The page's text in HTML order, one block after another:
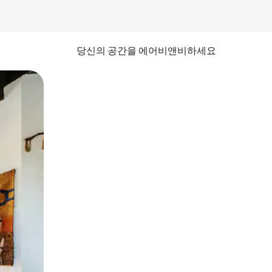
당신의 공간을 에어비앤비하세요